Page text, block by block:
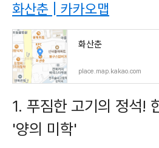
화산춘 | 카카오맵
화산춘
place.map.kakao.com
1. 푸짐한 고기의 정석!
'양의 미학'